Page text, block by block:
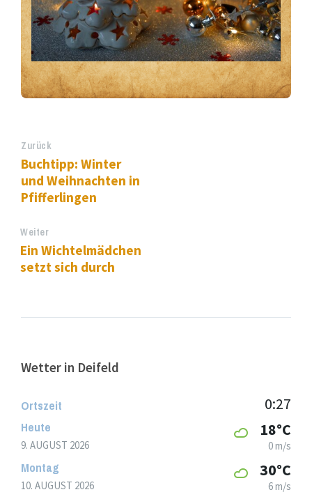
Zurück
Buchtipp: Winter
und Weihnachten in
Pfifferlingen
Weiter
Ein Wichtelmädchen
setzt sich durch
Wetter in Deifeld
Ortszeit 0:27
Heute
9. AUGUST 2026
18°C
0 m/s
Montag
10. AUGUST 2026
30°C
6 m/s